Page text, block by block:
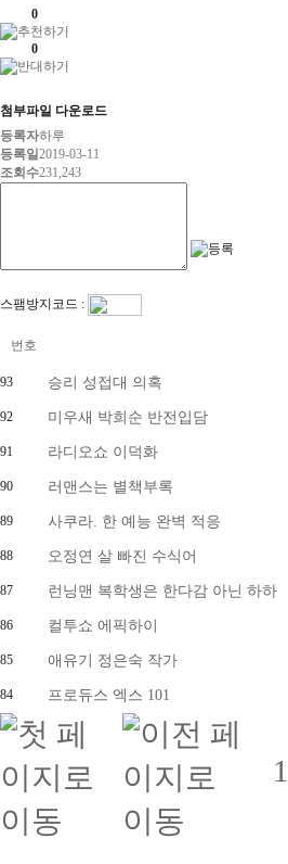
0
0
첨부파일 다운로드
등록자하루
등록일2019-03-11
조회수231,243
스팸방지코드 :
번호
93 승리 성접대 의혹
92 미우새 박희순 반전입담
91 라디오쇼 이덕화
90 러맨스는 별책부록
89 사쿠라. 한 예능 완벽 적응
88 오정연 살 빠진 수식어
87 런닝맨 복학생은 한다감 아닌 하하
86 컬투쇼 에픽하이
85 애유기 정은숙 작가
84 프로듀스 엑스 101
1